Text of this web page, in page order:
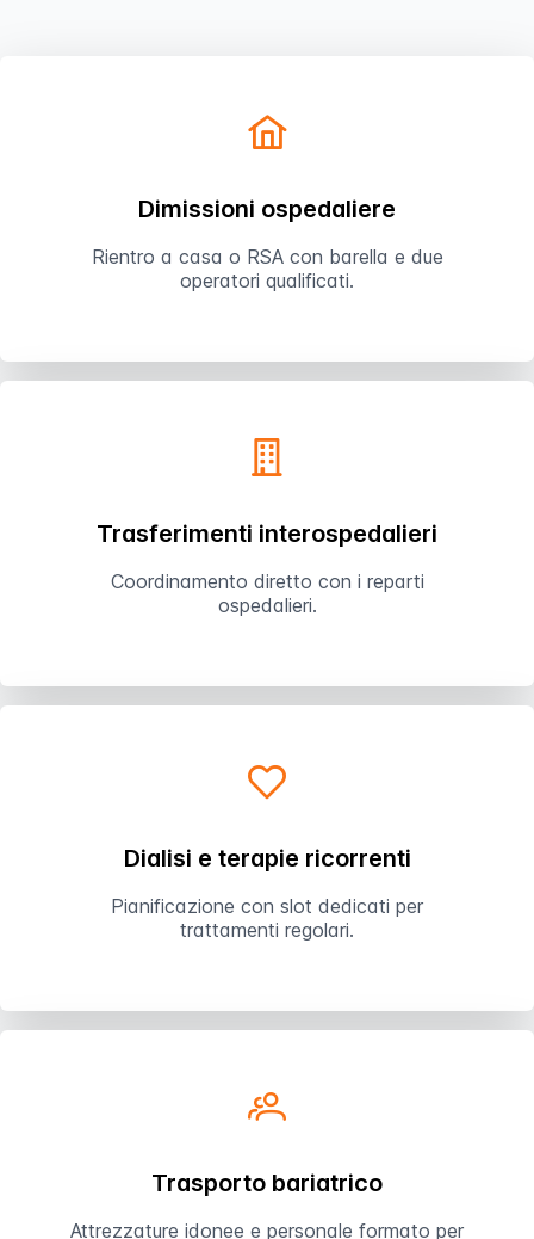
Dimissioni ospedaliere
Rientro a casa o RSA con barella e due
operatori qualificati.
Trasferimenti interospedalieri
Coordinamento diretto con i reparti
ospedalieri.
Dialisi e terapie ricorrenti
Pianificazione con slot dedicati per
trattamenti regolari.
Trasporto bariatrico
Attrezzature idonee e personale formato per